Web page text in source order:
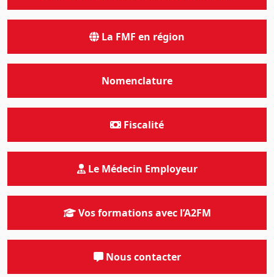
La FMF en région
Nomenclature
Fiscalité
Le Médecin Employeur
Vos formations avec l’A2FM
Nous contacter